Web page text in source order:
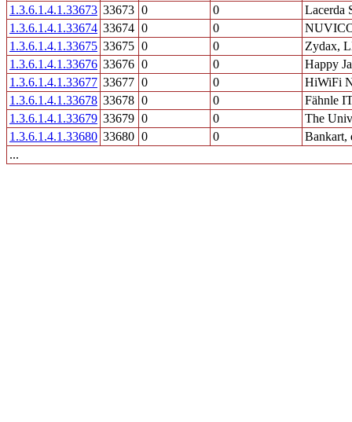
1.3.6.1.4.1.33673 33673 0 0
Lacerda
1.3.6.1.4.1.33674 33674 0 0
1.3.6.1.4.1.33675 33675 0 0
Zydax,
1.3.6.1.4.1.33676 33676 0 0
Happy
1.3.6.1.4.1.33677 33677 0 0
HiWiFi
1.3.6.1.4.1.33678 33678 0 0
Fähnle
1.3.6.1.4.1.33679 33679 0 0
The
1.3.6.1.4.1.33680 33680 0 0
Bankart,
...